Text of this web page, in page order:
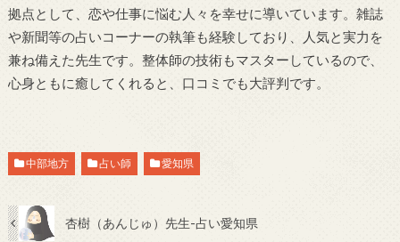
拠点として、恋や仕事に悩む人々を幸せに導いています。雑誌
や新聞等の占いコーナーの執筆も経験しており、人気と実力を
兼ね備えた先生です。整体師の技術もマスターしているので、
心身ともに癒してくれると、口コミでも大評判です。
中部地方 占い師 愛知県
杏樹（あんじゅ）先生-占い愛知県